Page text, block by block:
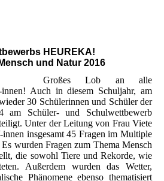
HEUREKA!
und Natur 2016
Großes Lob an alle
innen! Auch in diesem Schuljahr, am
30 Schülerinnen und Schüler der
am Schüler- und Schulwettbewerb
Unter der Leitung von Frau Viete
innen insgesamt 45 Fragen im Multiple
wurden Fragen zum Thema Mensch
die sowohl Tiere und Rekorde, wie
Außerdem wurden das Wetter,
Phänomene ebenso thematisiert